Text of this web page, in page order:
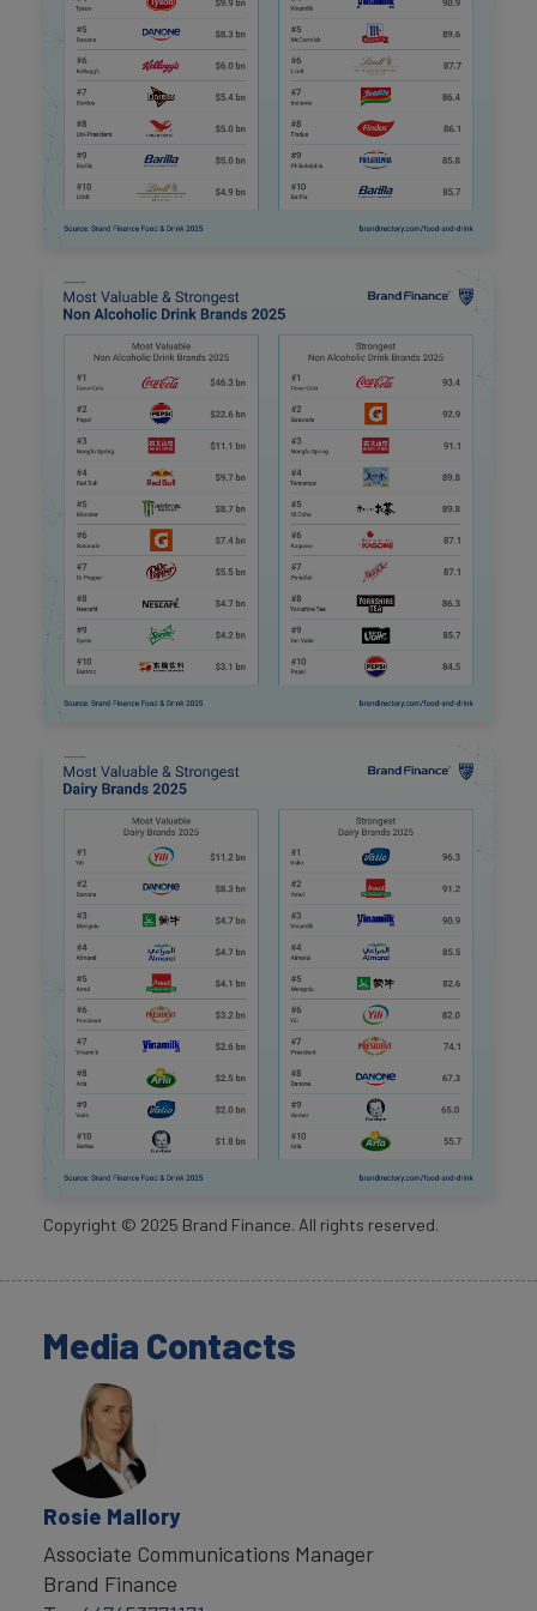
Copyright © 2025 Brand Finance. All rights reserved.
Media Contacts
Rosie Mallory
Associate Communications Manager
Brand Finance